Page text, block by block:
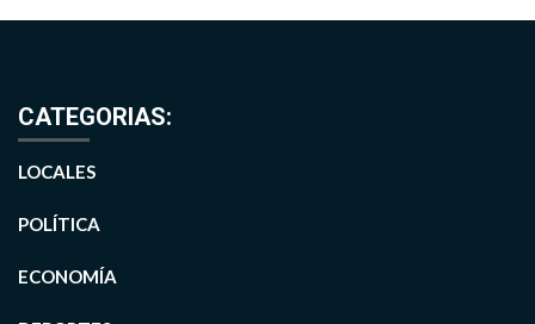
CATEGORIAS:
LOCALES
POLÍTICA
ECONOMÍA